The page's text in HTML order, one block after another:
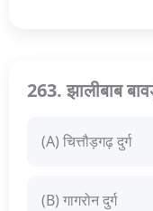
263. झालीबाब
(A) चित्तौड़गढ़ दुर्ग
(B) गागरोन दुर्ग